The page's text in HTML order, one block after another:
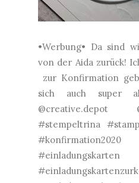
•Werbung• Da sind
von der Aida zurück!
zur Konfirmation
sich auch super
@creative.depot
#stempeltrina
#einladungskarten